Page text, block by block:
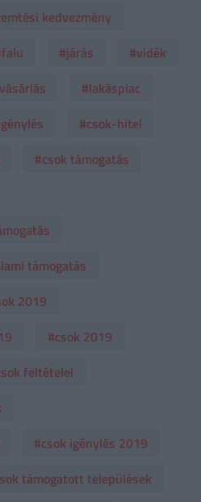
kedvezmény
#járás
#vidék
#lakáspiac
#csok-hitel
#csok támogatás
támogatás
2019
#csok 2019
feltételei
#csok igénylés 2019
támogatott települések